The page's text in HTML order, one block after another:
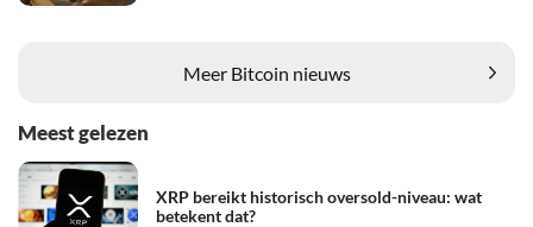
Meer Bitcoin nieuws
Meest gelezen
XRP bereikt historisch oversold-niveau: wat
betekent dat?